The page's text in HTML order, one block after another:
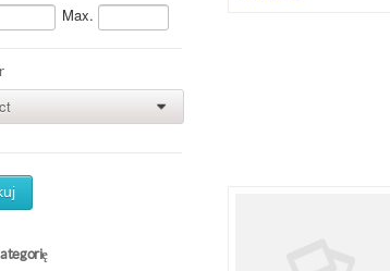
Max.
0